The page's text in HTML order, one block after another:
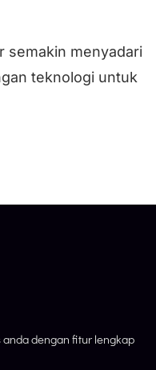
semakin menyadari
teknologi untuk
dengan fitur lengkap